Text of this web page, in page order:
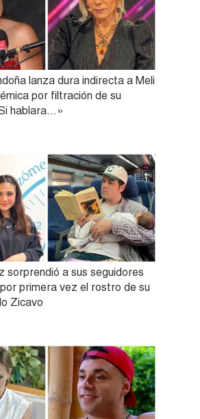
lanza dura indirecta a Meli
por filtración de su
hablara…»
sorprendió a sus seguidores
primera vez el rostro de su
Zicavo